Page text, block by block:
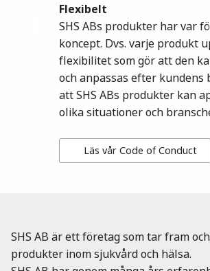
Flexibelt
SHS ABs produkter har var
koncept. Dvs. varje produkt
flexibilitet som gör att den
och anpassas efter kundens
att SHS ABs produkter kan
olika situationer och
Läs vår Code of Conduct
SHS AB är ett företag som tar fram
produkter inom sjukvård och hälsa.